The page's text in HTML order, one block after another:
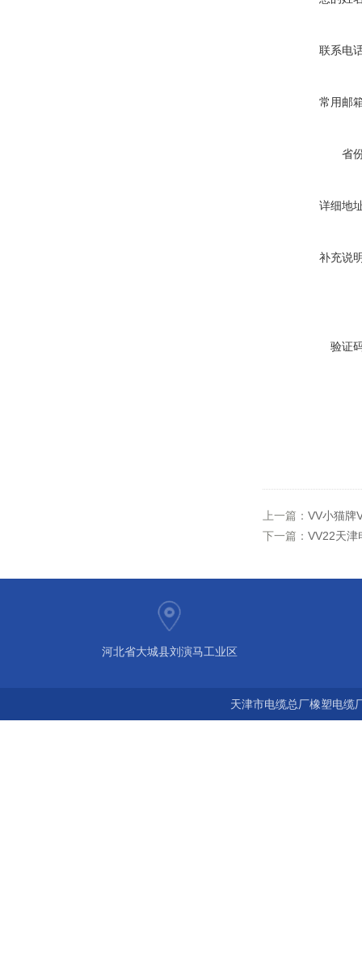
联系电
常用邮
省
详细地
补充说
验证
上一篇： VV小猫牌
下一篇： VV22天津
河北省大城县刘演马工业区
天津市电缆总厂橡塑电